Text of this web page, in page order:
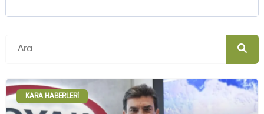
KARA HABERLERI